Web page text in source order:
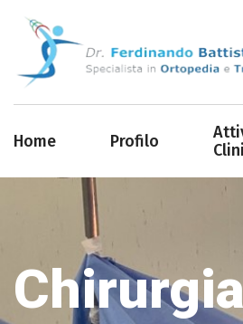
Home Profilo